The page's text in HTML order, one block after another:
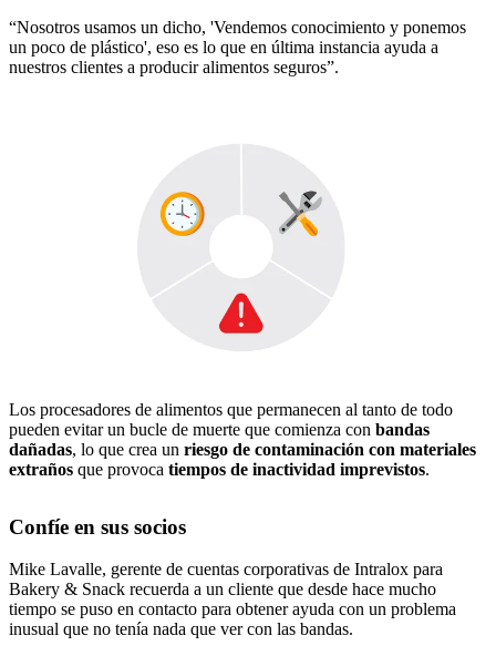
“Nosotros usamos un dicho, 'Vendemos conocimiento y ponemos
un poco de plástico', eso es lo que en última instancia ayuda a
nuestros clientes a producir alimentos seguros”.
Los procesadores de alimentos que permanecen al tanto de todo
pueden evitar un bucle de muerte que comienza con bandas
dañadas, lo que crea un riesgo de contaminación con materiales
extraños que provoca tiempos de inactividad imprevistos.
Confíe en sus socios
Mike Lavalle, gerente de cuentas corporativas de Intralox para
Bakery & Snack recuerda a un cliente que desde hace mucho
tiempo se puso en contacto para obtener ayuda con un problema
inusual que no tenía nada que ver con las bandas.